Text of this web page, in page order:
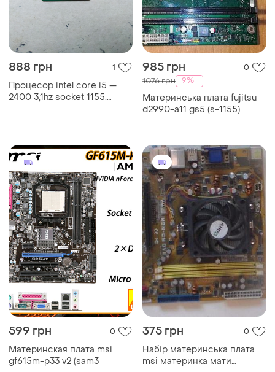
888 грн 1
Процесор intel core i5 —
2400 3,1hz socket 1155.
985 грн 0
1076 грн -9%
Материнська плата fujitsu
d2990-a11 gs5 (s-1155)
599 грн 0
Материнская плата msi
gf615m-p33 v2 (sam3
375 грн 0
Набір материнська плата
msi материнка мати